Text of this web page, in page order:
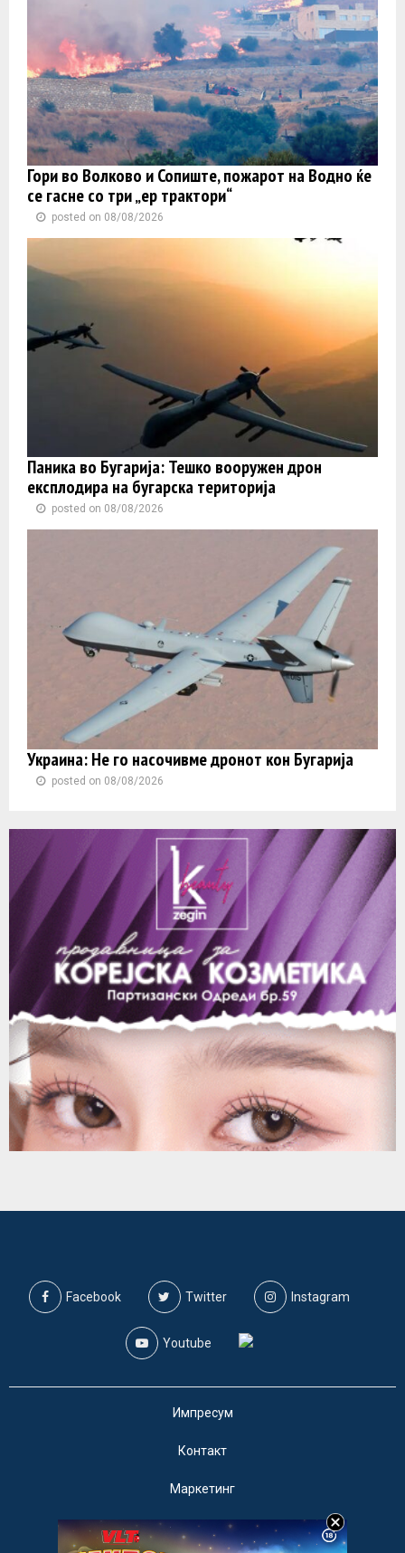
Гори во Волково и Сопиште, пожарот на Водно ќе
се гасне со три „ер трактори“
posted on 08/08/2026
Паника во Бугарија: Тешко вооружен дрон
експлодира на бугарска територија
posted on 08/08/2026
Украина: Не го насочивме дронот кон Бугарија
posted on 08/08/2026
Facebook Twitter Instagram
Youtube
Импресум
Контакт
Маркетинг
Услови за користење